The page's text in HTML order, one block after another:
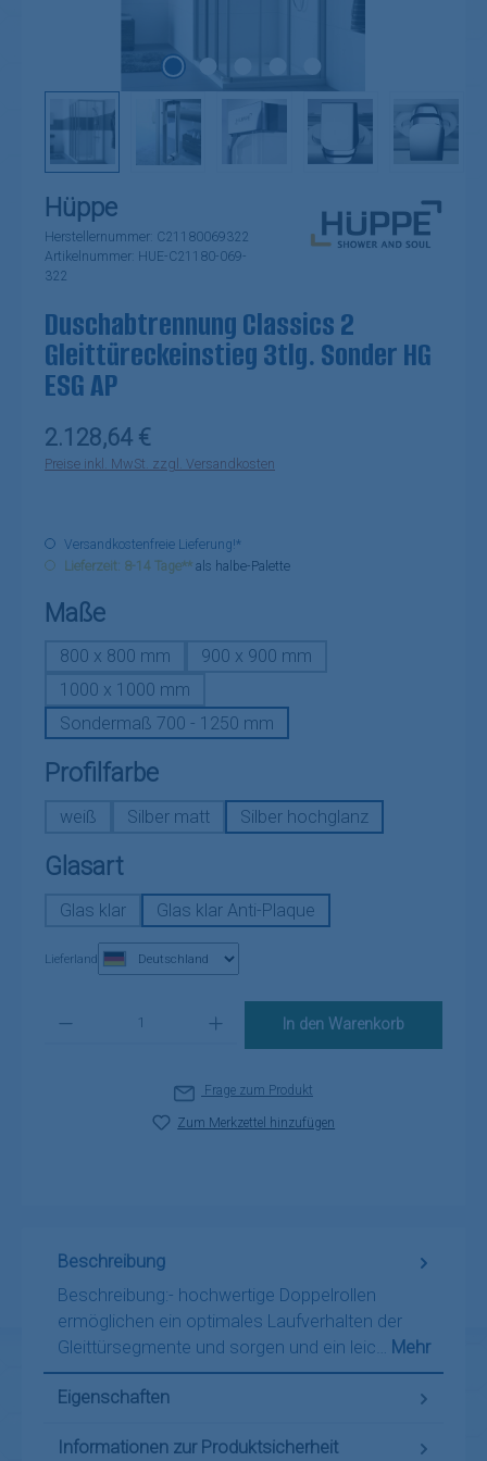
Hüppe
Herstellernummer: C21180069322
Artikelnummer: HUE-C21180-069-
322
Duschabtrennung Classics 2
Gleittüreckeinstieg 3tlg. Sonder HG
ESG AP
Regulärer Preis:
2.128,64 €
Preise inkl. MwSt. zzgl. Versandkosten
Versandkostenfreie Lieferung!*
Lieferzeit: 8-14 Tage** als halbe-Palette
Maßeauswählen
800 x 800 mm
900 x 900 mm
1000 x 1000 mm
Sondermaß 700 - 1250 mm
Profilfarbeauswählen
weiß Silber matt Silber hochglanz
Glasartauswählen
Glas klar Glas klar Anti-Plaque
Lieferland
In den Warenkorb
Frage zum Produkt
Zum Merkzettel hinzufügen
Beschreibung
Beschreibung:- hochwertige Doppelrollen
ermöglichen ein optimales Laufverhalten der
Gleittürsegmente und sorgen und ein leic… Mehr
Eigenschaften
Informationen zur Produktsicherheit